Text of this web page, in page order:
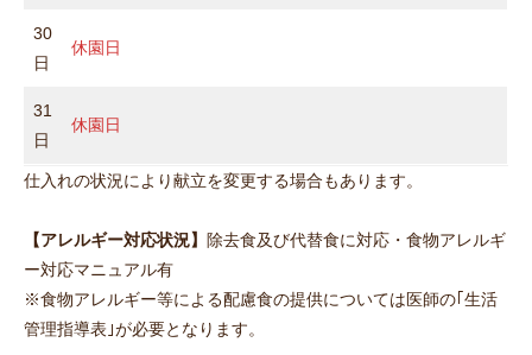
30
日
休園日
31
日
休園日
仕入れの状況により献立を変更する場合もあります。
【アレルギー対応状況】
除去食及び代替食に対応・食物アレルギ
ー対応マニュアル有
※食物アレルギー等による配慮食の提供については医師の｢生活
管理指導表｣が必要となります。